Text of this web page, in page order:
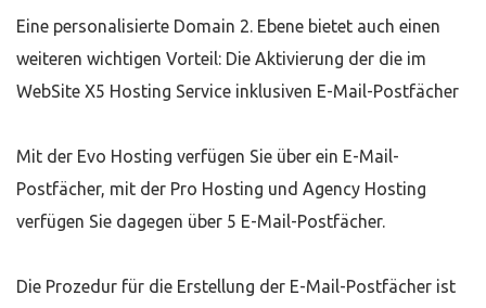
Eine personalisierte Domain 2. Ebene bietet auch einen
weiteren wichtigen Vorteil: Die Aktivierung der die im
WebSite X5 Hosting Service inklusiven E-Mail-Postfächer
Mit der Evo Hosting verfügen Sie über ein E-Mail-
Postfächer, mit der Pro Hosting und Agency Hosting
verfügen Sie dagegen über 5 E-Mail-Postfächer.
Die Prozedur für die Erstellung der E-Mail-Postfächer ist